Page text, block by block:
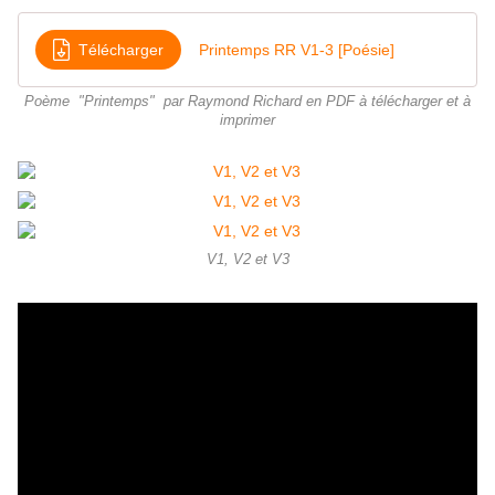
Télécharger Printemps RR V1-3 [Poésie]
Poème "Printemps" par Raymond Richard en PDF à télécharger et à
imprimer
V1, V2 et V3